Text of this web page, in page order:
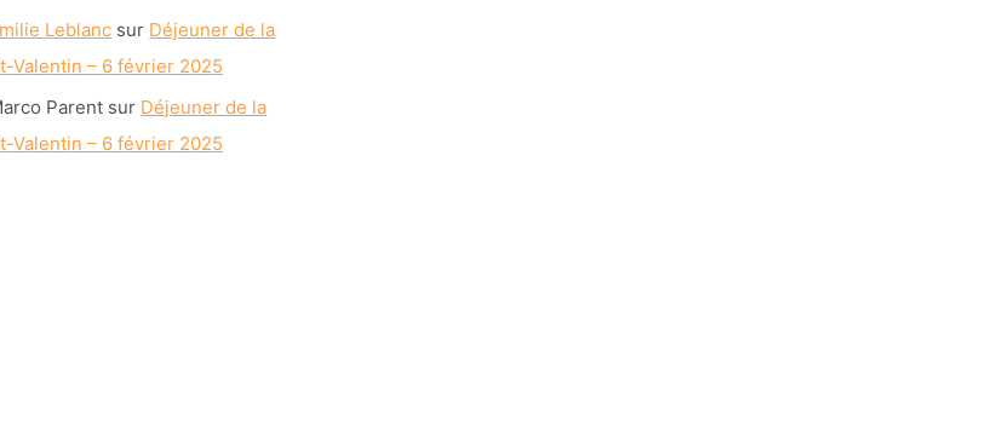
Leblanc sur Déjeuner de la
Valentin – 6 février 2025
Parent sur Déjeuner de la
Valentin – 6 février 2025